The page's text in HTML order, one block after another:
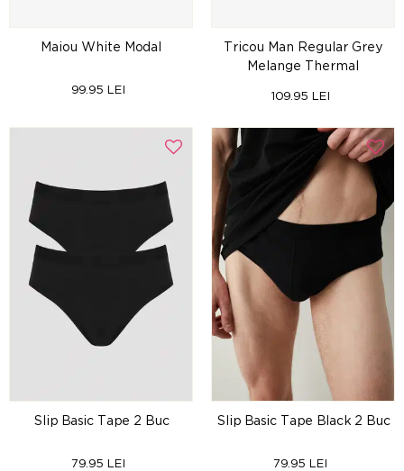
Maiou White Modal
99.95 LEI
Tricou Man Regular Grey
Melange Thermal
109.95 LEI
Slip Basic Tape 2 Buc
79.95 LEI
Slip Basic Tape Black 2 Buc
79.95 LEI